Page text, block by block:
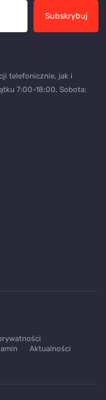
Subskrybuj
telefonicznie, jak i
7:00-18:00, Sobota:
Aktualności